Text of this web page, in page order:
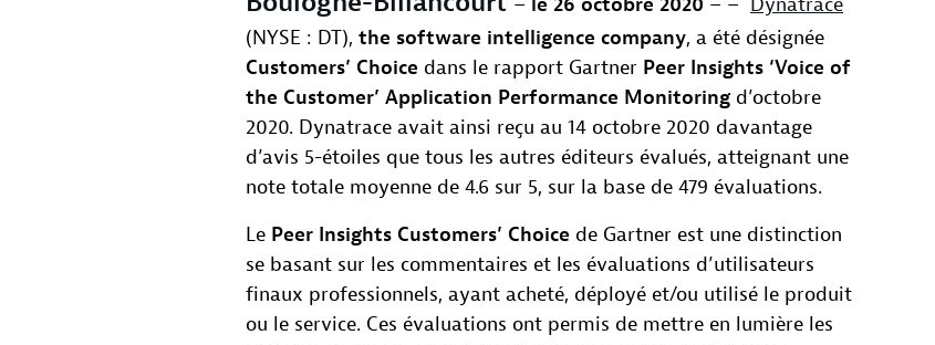
(NYSE : DT), the software intelligence company, a été désignée
Customers’ Choice dans le rapport Gartner Peer Insights ‘Voice of
the Customer’ Application Performance Monitoring d’octobre
2020. Dynatrace avait ainsi reçu au 14 octobre 2020 davantage
d’avis 5-étoiles que tous les autres éditeurs évalués, atteignant une
note totale moyenne de 4.6 sur 5, sur la base de 479 évaluations.
Le Peer Insights Customers’ Choice de Gartner est une distinction
se basant sur les commentaires et les évaluations d’utilisateurs
finaux professionnels, ayant acheté, déployé et/ou utilisé le produit
ou le service. Ces évaluations ont permis de mettre en lumière les